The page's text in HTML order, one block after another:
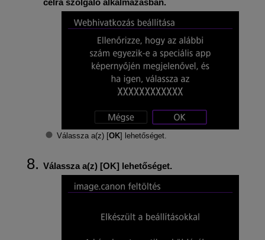
Válassza a(z) [OK] lehetőséget.
Válassza a(z) [OK] lehetőséget.